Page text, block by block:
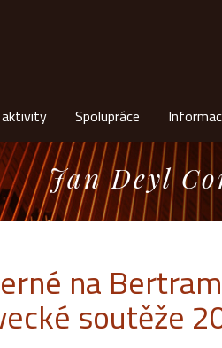
aktivity Spolupráce
Jan Deyl
na
soutěže